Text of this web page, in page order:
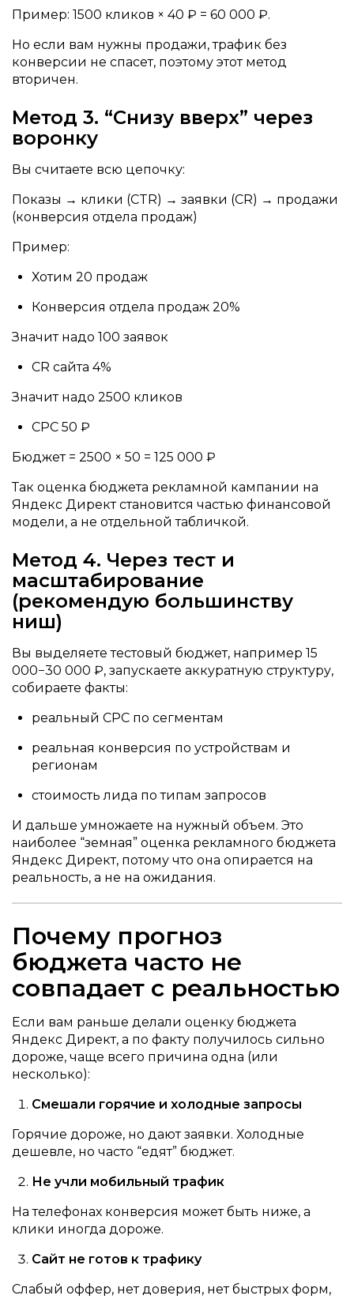
Пример: 1500 кликов × 40 ₽ = 60 000 ₽.
Но если вам нужны продажи, трафик без
конверсии не спасет, поэтому этот метод
вторичен.
Метод 3. “Снизу вверх” через
воронку
Вы считаете всю цепочку:
Показы → клики (CTR) → заявки (CR) → продажи
(конверсия отдела продаж)
Пример:
Хотим 20 продаж
Конверсия отдела продаж 20%
Значит надо 100 заявок
CR сайта 4%
Значит надо 2500 кликов
CPC 50 ₽
Бюджет = 2500 × 50 = 125 000 ₽
Так оценка бюджета рекламной кампании на
Яндекс Директ становится частью финансовой
модели, а не отдельной табличкой.
Метод 4. Через тест и
масштабирование
(рекомендую большинству
ниш)
Вы выделяете тестовый бюджет, например 15
000−30 000 ₽, запускаете аккуратную структуру,
собираете факты:
реальный CPC по сегментам
реальная конверсия по устройствам и
регионам
стоимость лида по типам запросов
И дальше умножаете на нужный объем. Это
наиболее “земная” оценка рекламного бюджета
Яндекс Директ, потому что она опирается на
реальность, а не на ожидания.
Почему прогноз
бюджета часто не
совпадает с реальностью
Если вам раньше делали оценку бюджета
Яндекс Директ, а по факту получилось сильно
дороже, чаще всего причина одна (или
несколько):
Смешали горячие и холодные запросы
Горячие дороже, но дают заявки. Холодные
дешевле, но часто “едят” бюджет.
Не учли мобильный трафик
На телефонах конверсия может быть ниже, а
клики иногда дороже.
Сайт не готов к трафику
Слабый оффер, нет доверия, нет быстрых форм,